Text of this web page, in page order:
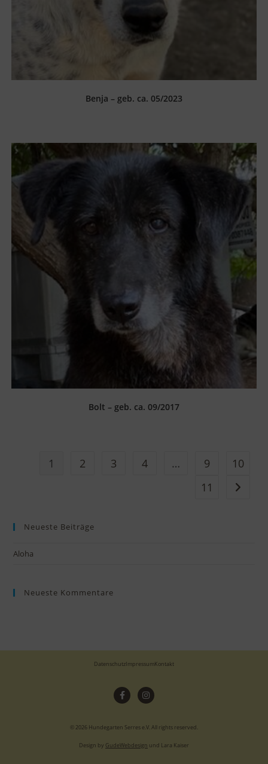
Benja – geb. ca. 05/2023
Bolt – geb. ca. 09/2017
1 2 3 4 … 9
10
11
Neueste Beiträge
Aloha
Neueste Kommentare
© 2026 Hundegarten Serres e.V. All rights reserved.
Design by GudeWebdesign und Lara Kaiser
DatenschutzImpressumKontakt